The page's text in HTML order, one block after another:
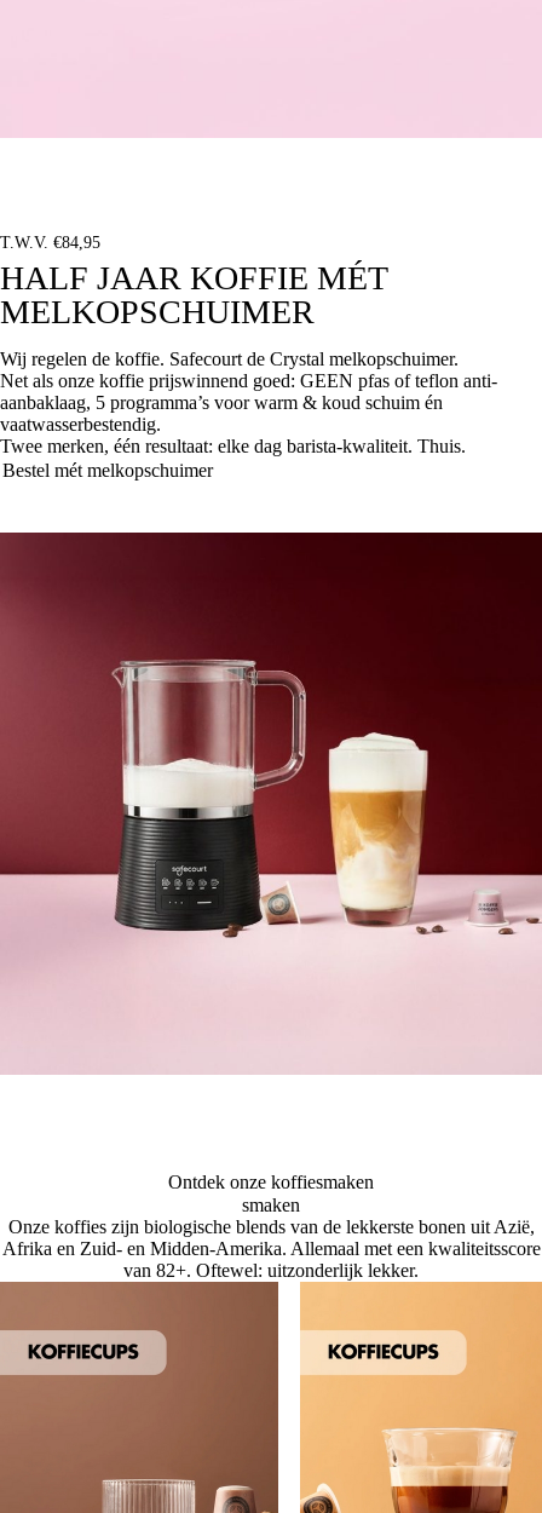
T.W.V. €84,95
HALF JAAR KOFFIE MÉT
MELKOPSCHUIMER
Wij regelen de koffie. Safecourt de Crystal melkopschuimer.
Net als onze koffie prijswinnend goed: GEEN pfas of teflon anti-
aanbaklaag, 5 programma’s voor warm & koud schuim én
vaatwasserbestendig.
Twee merken, één resultaat: elke dag barista-kwaliteit. Thuis.
Bestel mét melkopschuimer
Ontdek onze koffiesmaken
smaken
Onze koffies zijn biologische blends van de lekkerste bonen uit Azië,
Afrika en Zuid- en Midden-Amerika. Allemaal met een kwaliteitsscore
van 82+. Oftewel: uitzonderlijk lekker.